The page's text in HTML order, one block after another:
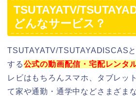
TSUTAYATV/
どんなサービス？
TSUTAYATV/TSUTAYADISCAS
する公式の動画配信・宅配レンタ
レビはもちろんスマホ、タブレッ
て家や通勤・通学中などさまざま